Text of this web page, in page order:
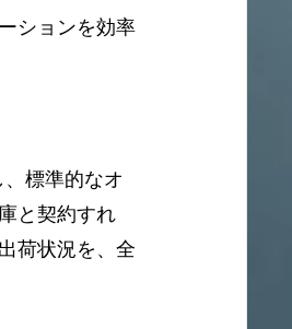
ションを効率
標準的なオ
と契約すれ
荷状況を、全